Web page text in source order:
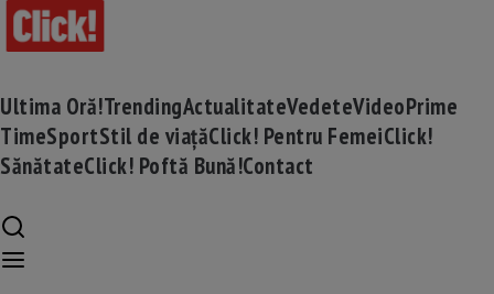
Ultima Oră!TrendingActualitateVedeteVideoPrime
TimeSportStil de viațăClick! Pentru FemeiClick!
SănătateClick! Poftă Bună!Contact